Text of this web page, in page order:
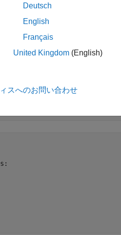
オブジェク
Deutsch
English
Français
United Kingdom (English)
スへのお問い合わせ